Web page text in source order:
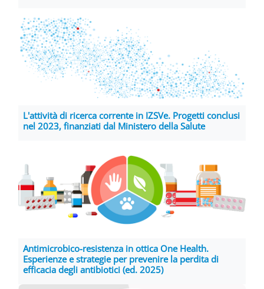
L'attività di ricerca corrente in IZSVe. Progetti conclusi
nel 2023, finanziati dal Ministero della Salute
Antimicrobico-resistenza in ottica One Health.
Esperienze e strategie per prevenire la perdita di
efficacia degli antibiotici (ed. 2025)